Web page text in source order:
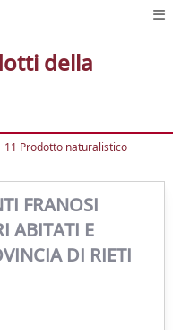
della
11 Prodotto naturalistico
FRANOSI
ABITATI E
DI RIETI